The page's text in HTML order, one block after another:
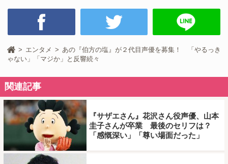
エンタメ
あの『伯方の塩』が２代目声優を募集！ 「やるっき
ゃない」「マジか」と反響続々
関連記事
『サザエさん』花沢さん役声優、山本
圭子さんが卒業 最後のセリフは？
「感慨深い」「尊い場面だった」